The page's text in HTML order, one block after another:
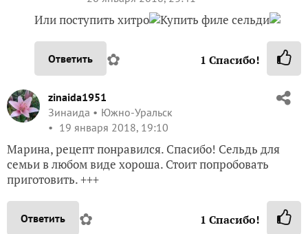
Или поступить хитро Купить филе сельди
Ответить ✿ 1 Спасибо!
zinaida1951
Зинаида
Южно-Уральск
19 января 2018, 19:10
Марина, рецепт понравился. Спасибо! Сельдь для
семьи в любом виде хороша. Стоит попробовать
приготовить. +++
Ответить ✿ 1 Спасибо!